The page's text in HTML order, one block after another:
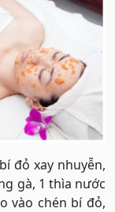
đỏ xay nhuyễn,
gà, 1 thìa nước
vào chén bí đỏ,